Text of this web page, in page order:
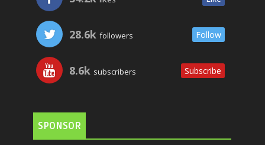
28.6k followers Follow
8.6k subscribers Subscribe
SPONSOR